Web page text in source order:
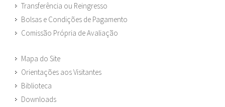
Transferência ou Reingresso
Bolsas e Condições de Pagamento
Comissão Própria de Avaliação
Mapa do Site
Orientações aos Visitantes
Biblioteca
Downloads